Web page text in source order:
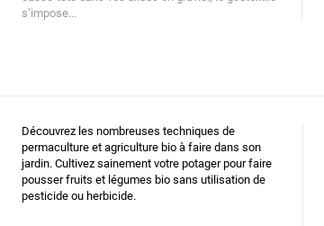
s’impose...
Découvrez les nombreuses techniques de
permaculture et agriculture bio à faire dans son
jardin. Cultivez sainement votre potager pour faire
pousser fruits et légumes bio sans utilisation de
pesticide ou herbicide.